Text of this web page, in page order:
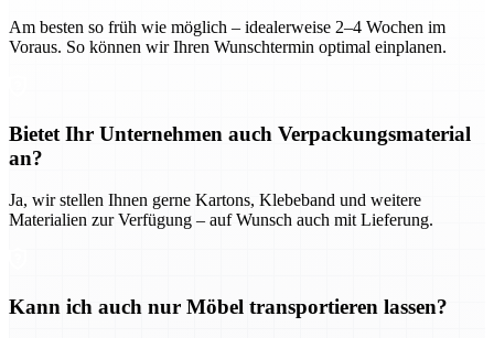
Am besten so früh wie möglich – idealerweise 2–4 Wochen im
Voraus. So können wir Ihren Wunschtermin optimal einplanen.
Bietet Ihr Unternehmen auch Verpackungsmaterial
an?
Ja, wir stellen Ihnen gerne Kartons, Klebeband und weitere
Materialien zur Verfügung – auf Wunsch auch mit Lieferung.
Kann ich auch nur Möbel transportieren lassen?